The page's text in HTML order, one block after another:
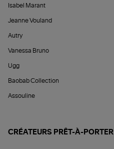
Isabel Marant
Jeanne Vouland
Autry
Vanessa Bruno
Ugg
Baobab Collection
Assouline
CRÉATEURS PRÊT-À-PORTER